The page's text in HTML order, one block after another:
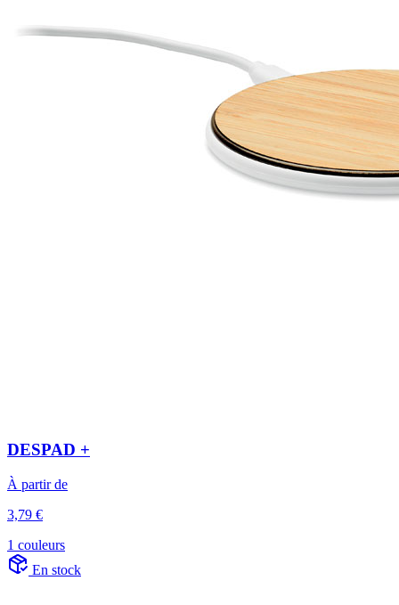
DESPAD +
À partir de
3,79 €
1 couleurs
En stock